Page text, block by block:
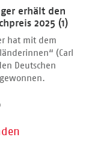
erhält den
2025 (1)
hat mit dem
(Carl
Deutschen